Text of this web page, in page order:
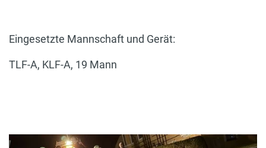
Eingesetzte Mannschaft und Gerät:
TLF-A, KLF-A, 19 Mann